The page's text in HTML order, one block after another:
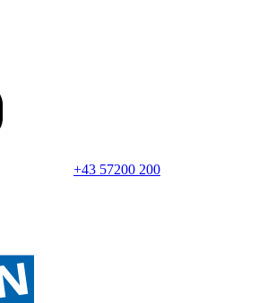
+43 57200 200